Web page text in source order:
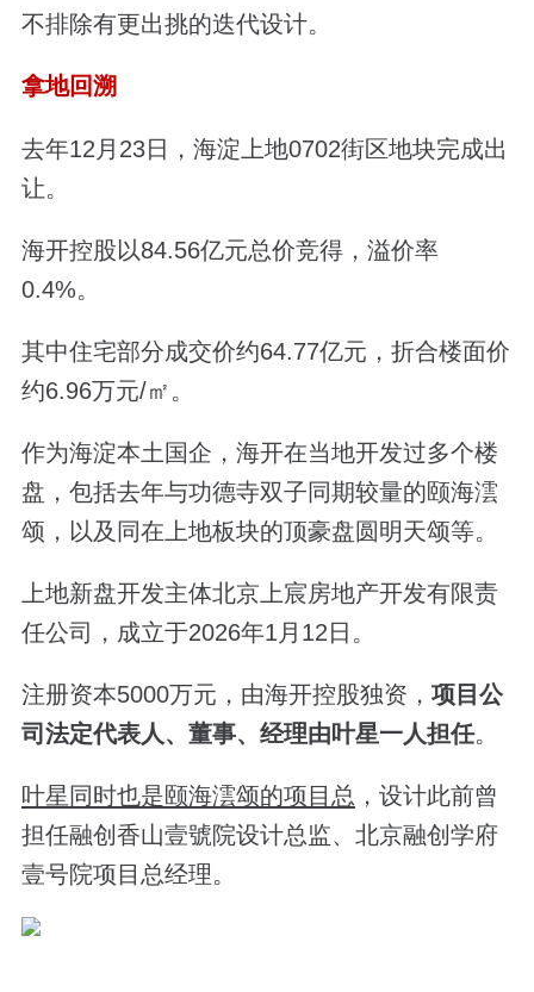
不排除有更出挑的迭代设计。
拿地回溯
去年12月23日，海淀上地0702街区地块完成出
让。
海开控股以84.56亿元总价竞得，溢价率
0.4%。
其中住宅部分成交价约64.77亿元，折合楼面价
约6.96万元/㎡。
作为海淀本土国企，海开在当地开发过多个楼
盘，包括去年与功德寺双子同期较量的颐海澐
颂，以及同在上地板块的顶豪盘圆明天颂等。
上地新盘开发主体北京上宸房地产开发有限责
任公司，成立于2026年1月12日。
注册资本5000万元，由海开控股独资， 项目公
司法定代表人、董事、经理由叶星一人担任。
叶星同时也是颐海澐颂的项目总 ，设计此前曾
担任融创香山壹號院设计总监、北京融创学府
壹号院项目总经理。